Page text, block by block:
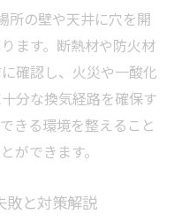
所の壁や天井に穴を開
ます。断熱材や防火材
確認し、火災や一酸化
分な換気経路を確保す
きる環境を整えること
ができます。
敗と対策解説